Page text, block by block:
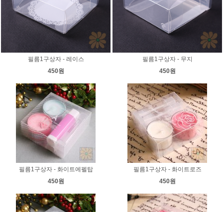
필름1구상자 - 레이스
450원
필름1구상자 - 무지
450원
필름1구상자 - 화이트에펠탑
450원
필름1구상자 - 화이트로즈
450원